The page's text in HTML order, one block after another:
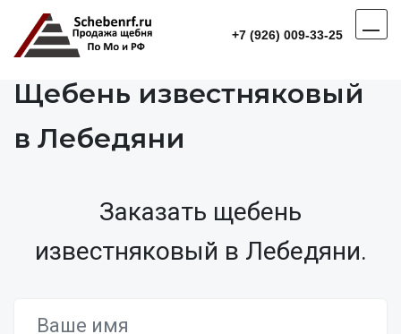
+7 (926) 009-33-25
Щебень известняковый
в Лебедяни
Заказать щебень
известняковый в Лебедяни.